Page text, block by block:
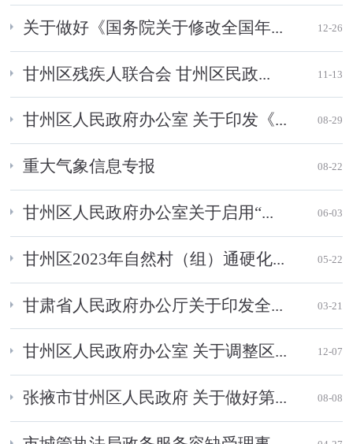
关于做好《国务院关于修改全国年... 12-26
甘州区残疾人联合会 甘州区民政... 11-13
甘州区人民政府办公室 关于印发《... 08-29
重大气象信息专报 08-22
甘州区人民政府办公室关于启用“... 06-03
甘州区2023年自然村（组）通硬化... 05-22
甘肃省人民政府办公厅关于印发全... 03-21
甘州区人民政府办公室 关于调整区... 12-07
张掖市甘州区人民政府 关于做好第... 08-08